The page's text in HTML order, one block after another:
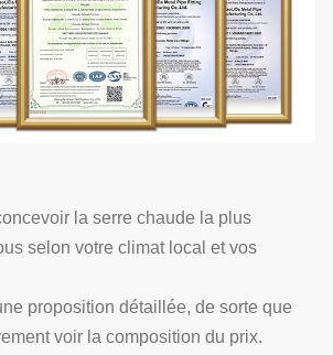
la serre chaude la plus
selon votre climat local et vos
proposition détaillée, de sorte que
voir la composition du prix.